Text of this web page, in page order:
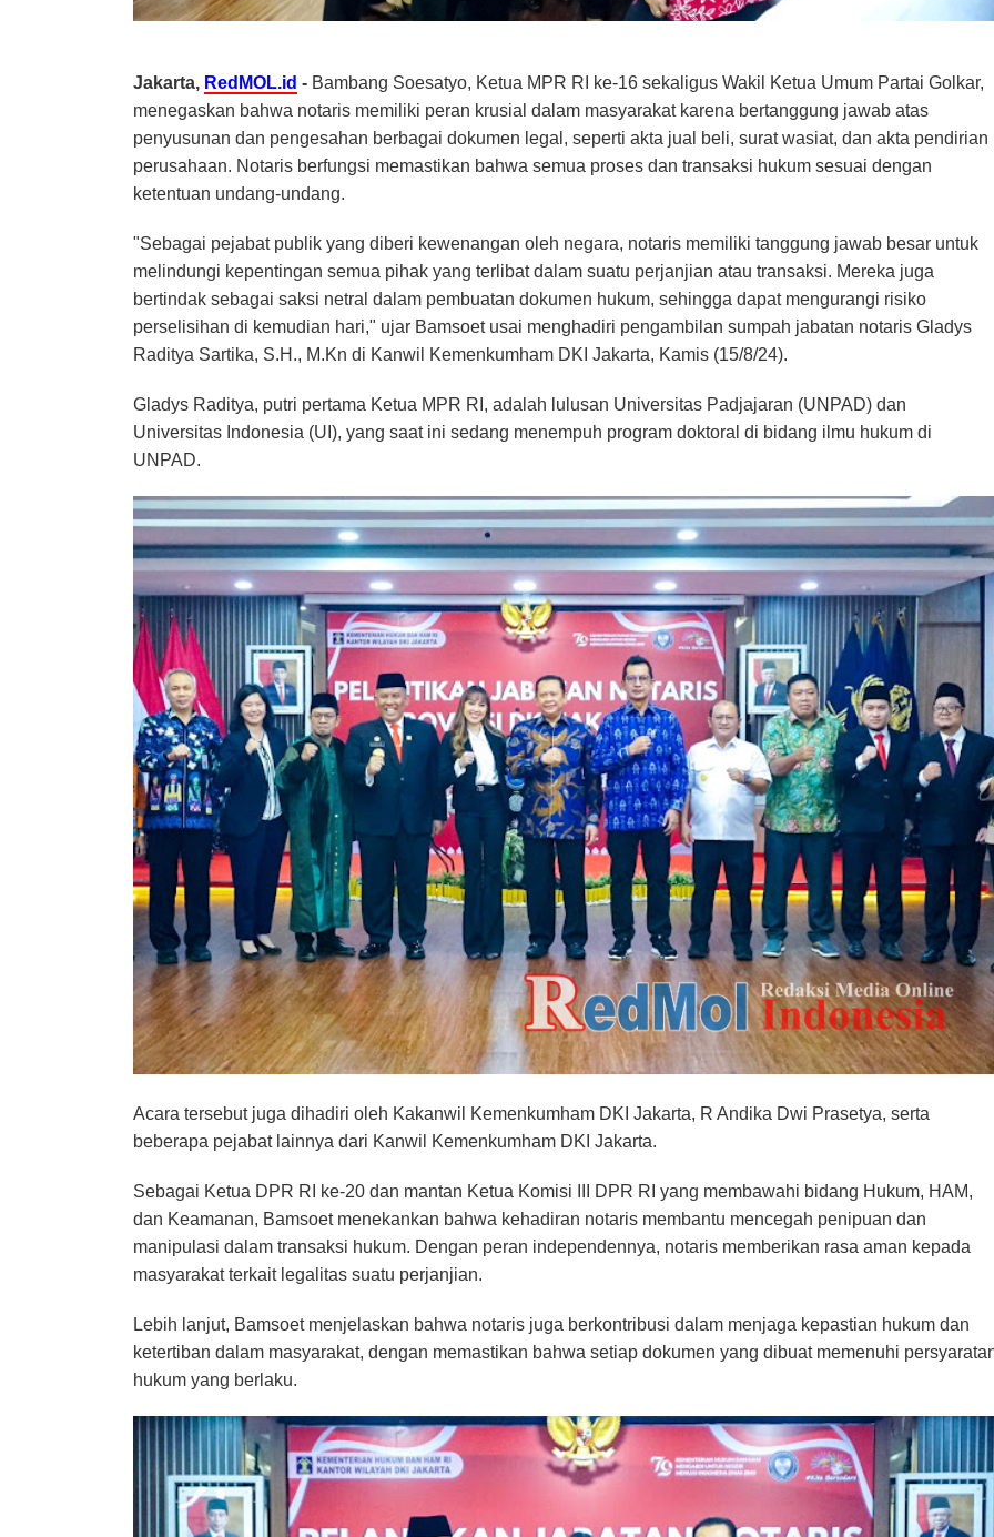
Jakarta, RedMOL.id - Bambang Soesatyo, Ketua MPR RI ke-16 sekaligus Wakil Ketua Umum Partai Golkar,
menegaskan bahwa notaris memiliki peran krusial dalam masyarakat karena bertanggung jawab atas
penyusunan dan pengesahan berbagai dokumen legal, seperti akta jual beli, surat wasiat, dan akta pendirian
perusahaan. Notaris berfungsi memastikan bahwa semua proses dan transaksi hukum sesuai dengan
ketentuan undang-undang.
"Sebagai pejabat publik yang diberi kewenangan oleh negara, notaris memiliki tanggung jawab besar untuk
melindungi kepentingan semua pihak yang terlibat dalam suatu perjanjian atau transaksi. Mereka juga
bertindak sebagai saksi netral dalam pembuatan dokumen hukum, sehingga dapat mengurangi risiko
perselisihan di kemudian hari," ujar Bamsoet usai menghadiri pengambilan sumpah jabatan notaris Gladys
Raditya Sartika, S.H., M.Kn di Kanwil Kemenkumham DKI Jakarta, Kamis (15/8/24).
Gladys Raditya, putri pertama Ketua MPR RI, adalah lulusan Universitas Padjajaran (UNPAD) dan
Universitas Indonesia (UI), yang saat ini sedang menempuh program doktoral di bidang ilmu hukum di
UNPAD.
Acara tersebut juga dihadiri oleh Kakanwil Kemenkumham DKI Jakarta, R Andika Dwi Prasetya, serta
beberapa pejabat lainnya dari Kanwil Kemenkumham DKI Jakarta.
Sebagai Ketua DPR RI ke-20 dan mantan Ketua Komisi III DPR RI yang membawahi bidang Hukum, HAM,
dan Keamanan, Bamsoet menekankan bahwa kehadiran notaris membantu mencegah penipuan dan
manipulasi dalam transaksi hukum. Dengan peran independennya, notaris memberikan rasa aman kepada
masyarakat terkait legalitas suatu perjanjian.
Lebih lanjut, Bamsoet menjelaskan bahwa notaris juga berkontribusi dalam menjaga kepastian hukum dan
ketertiban dalam masyarakat, dengan memastikan bahwa setiap dokumen yang dibuat memenuhi
hukum yang berlaku.